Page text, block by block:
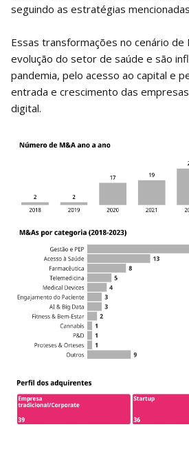
seguindo as estratégias
Essas transformações no cenário
evolução do setor de saúde e são
pandemia, pelo acesso ao capital e
entrada e crescimento das
digital.